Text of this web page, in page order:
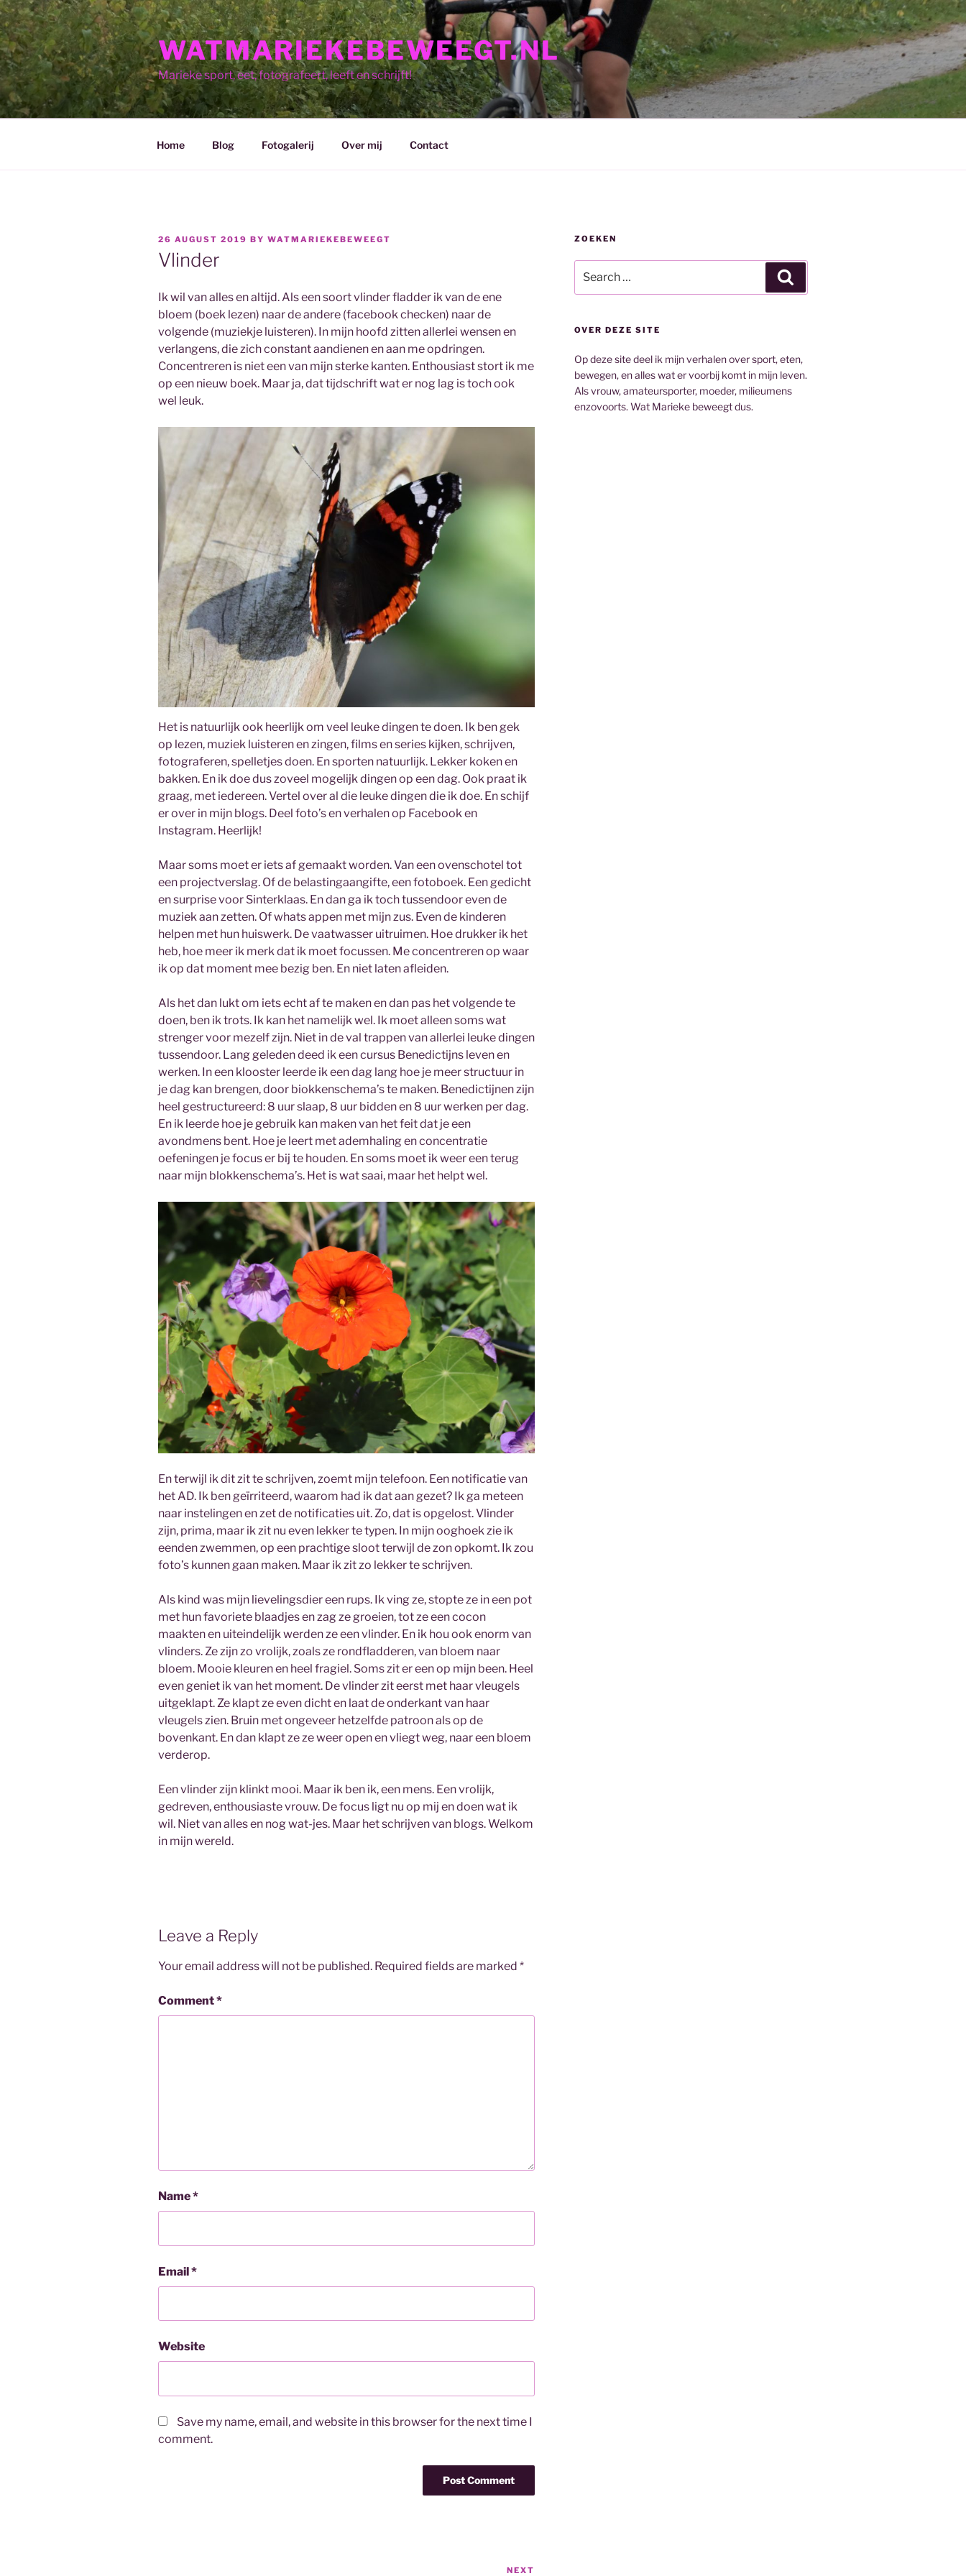
Skip
to
content
WATMARIEKEBEWEEGT.NL
Marieke sport, eet, fotografeert, leeft en schrijft!
Home Blog Fotogalerij Over mij Contact
POSTED
ON
26 AUGUST 2019 BY WATMARIEKEBEWEEGT
Vlinder
Ik wil van alles en altijd. Als een soort vlinder fladder ik van de ene
bloem (boek lezen) naar de andere (facebook checken) naar de
volgende (muziekje luisteren). In mijn hoofd zitten allerlei wensen en
verlangens, die zich constant aandienen en aan me opdringen.
Concentreren is niet een van mijn sterke kanten. Enthousiast stort ik me
op een nieuw boek. Maar ja, dat tijdschrift wat er nog lag is toch ook
wel leuk.
Het is natuurlijk ook heerlijk om veel leuke dingen te doen. Ik ben gek
op lezen, muziek luisteren en zingen, films en series kijken, schrijven,
fotograferen, spelletjes doen. En sporten natuurlijk. Lekker koken en
bakken. En ik doe dus zoveel mogelijk dingen op een dag. Ook praat ik
graag, met iedereen. Vertel over al die leuke dingen die ik doe. En schijf
er over in mijn blogs. Deel foto’s en verhalen op Facebook en
Instagram. Heerlijk!
Maar soms moet er iets af gemaakt worden. Van een ovenschotel tot
een projectverslag. Of de belastingaangifte, een fotoboek. Een gedicht
en surprise voor Sinterklaas. En dan ga ik toch tussendoor even de
muziek aan zetten. Of whats appen met mijn zus. Even de kinderen
helpen met hun huiswerk. De vaatwasser uitruimen. Hoe drukker ik het
heb, hoe meer ik merk dat ik moet focussen. Me concentreren op waar
ik op dat moment mee bezig ben. En niet laten afleiden.
Als het dan lukt om iets echt af te maken en dan pas het volgende te
doen, ben ik trots. Ik kan het namelijk wel. Ik moet alleen soms wat
strenger voor mezelf zijn. Niet in de val trappen van allerlei leuke dingen
tussendoor. Lang geleden deed ik een cursus Benedictijns leven en
werken. In een klooster leerde ik een dag lang hoe je meer structuur in
je dag kan brengen, door biokkenschema’s te maken. Benedictijnen zijn
heel gestructureerd: 8 uur slaap, 8 uur bidden en 8 uur werken per dag.
En ik leerde hoe je gebruik kan maken van het feit dat je een
avondmens bent. Hoe je leert met ademhaling en concentratie
oefeningen je focus er bij te houden. En soms moet ik weer een terug
naar mijn blokkenschema’s. Het is wat saai, maar het helpt wel.
En terwijl ik dit zit te schrijven, zoemt mijn telefoon. Een notificatie van
het AD. Ik ben geïrriteerd, waarom had ik dat aan gezet? Ik ga meteen
naar instelingen en zet de notificaties uit. Zo, dat is opgelost. Vlinder
zijn, prima, maar ik zit nu even lekker te typen. In mijn ooghoek zie ik
eenden zwemmen, op een prachtige sloot terwijl de zon opkomt. Ik zou
foto’s kunnen gaan maken. Maar ik zit zo lekker te schrijven.
Als kind was mijn lievelingsdier een rups. Ik ving ze, stopte ze in een pot
met hun favoriete blaadjes en zag ze groeien, tot ze een cocon
maakten en uiteindelijk werden ze een vlinder. En ik hou ook enorm van
vlinders. Ze zijn zo vrolijk, zoals ze rondfladderen, van bloem naar
bloem. Mooie kleuren en heel fragiel. Soms zit er een op mijn been. Heel
even geniet ik van het moment. De vlinder zit eerst met haar vleugels
uitgeklapt. Ze klapt ze even dicht en laat de onderkant van haar
vleugels zien. Bruin met ongeveer hetzelfde patroon als op de
bovenkant. En dan klapt ze ze weer open en vliegt weg, naar een bloem
verderop.
Een vlinder zijn klinkt mooi. Maar ik ben ik, een mens. Een vrolijk,
gedreven, enthousiaste vrouw. De focus ligt nu op mij en doen wat ik
wil. Niet van alles en nog wat-jes. Maar het schrijven van blogs. Welkom
in mijn wereld.
Leave a Reply
Your email address will not be published. Required fields are marked *
Comment*
Name*
Email*
Website
Save my name, email, and website in this browser for the next time I
comment.
NEXT
ZOEKEN
for:
OVER DEZE SITE
Op deze site deel ik mijn verhalen over sport, eten,
bewegen, en alles wat er voorbij komt in mijn leven.
Als vrouw, amateursporter, moeder, milieumens
enzovoorts. Wat Marieke beweegt dus.